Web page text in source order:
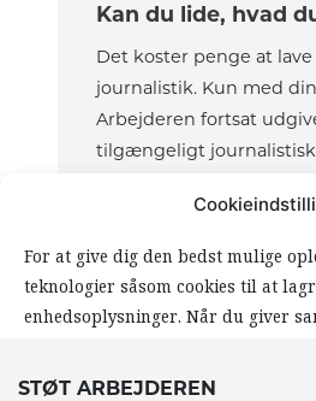
For at give dig den bedst mulige
teknologier såsom cookies til at
enhedsoplysninger. Når du giver
teknologier, giver du os mulighed
din browseradfærd eller unikke
Kan du lide, hvad
Det koster penge at
journalistik. Kun med
Arbejderen fortsat
tilgængeligt
STØT
STØT ARBEJDEREN